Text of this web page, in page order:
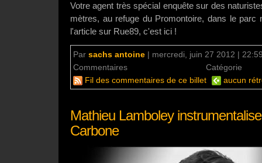
Votre agent très spécial enquête sur des
mètres, au refuge du Promontoire, dans le parc
l'article sur Rue89, c'est ici !
Par sachs antoine | mercredi, juin 27 2012 |
Commentaires
Catégorie
Fil des commentaires de ce billet
aucun
Mathieu Lamboley
Carbone